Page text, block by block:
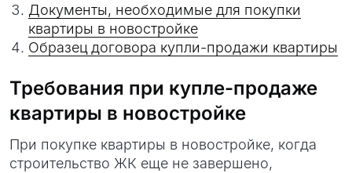
Документы, необходимые для покупки
квартиры в новостройке
Образец договора купли-продажи квартиры
Требования при купле-продаже
квартиры в новостройке
При покупке квартиры в новостройке, когда
строительство ЖК еще не завершено,